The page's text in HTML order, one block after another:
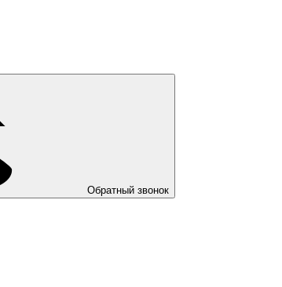
Обратный звонок